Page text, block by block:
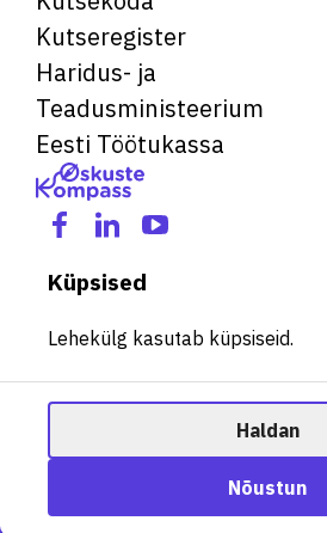
Ametisoovitaja
Kutseregister
Haridus- ja
Teadusministeerium
Eesti Töötukassa
Küpsised
Lehekülg kasutab küpsiseid.
Haldan
Nõustun